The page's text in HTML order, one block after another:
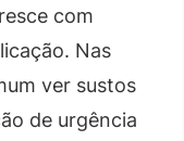
com
Nas
ver sustos
de urgência